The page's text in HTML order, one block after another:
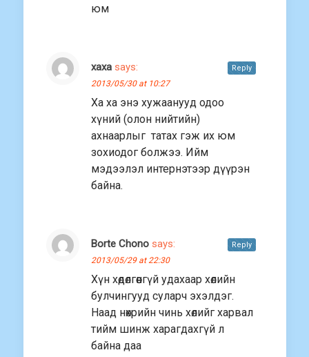
юм
хаха says:
2013/05/30 at 10:27
Ха ха энэ хужаанууд одоо
хүний (олон нийтийн)
ахнаарлыг татах гэж их юм
зохиодог болжээ. Ийм
мэдээлэл интернэтээр дүүрэн
байна.
Reply
Borte Chono says:
2013/05/29 at 22:30
Хүн хөдөлгөөнгүй удахаар хөлийн
булчингууд суларч эхэлдэг.
Наад нөхрийн чинь хөлийг харвал
тийм шинж харагдахгүй л
байна даа
Reply